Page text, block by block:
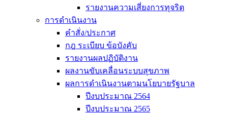
รายงานความเสี่ยงการทุจริต
การดำเนินงาน
คำสั่ง/ประกาศ
กฎ ระเบียบ ข้อบังคับ
รายงานผลปฏิบัติงาน
ผลงานขับเคลื่อนระบบสุขภาพ
ผลการดำเนินงานตามนโยบายรัฐบาล
ปีงบประมาณ 2564
ปีงบประมาณ 2565